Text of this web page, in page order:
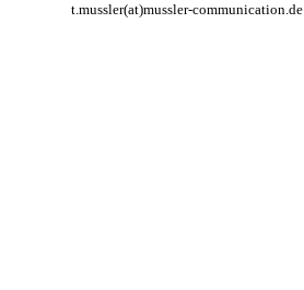
t.mussler(at)mussler-communication.de